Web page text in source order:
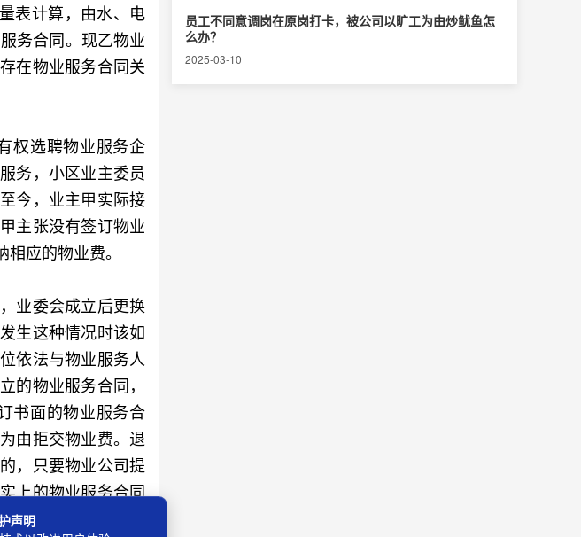
表计算，由水、电
务合同。现乙物业
在物业服务合同关
权选聘物业服务企
务，小区业主委员
今，业主甲实际接
主张没有签订物业
应的物业费。
业委会成立后更换
生这种情况时该如
依法与物业服务人
的物业服务合同，
书面的物业服务合
由拒交物业费。退
，只要物业公司提
上的物业服务合同
合同并不是交纳物
员工不同意调岗在原岗打卡，被公司以旷工为由炒鱿鱼怎
么办？
2025-03-10
声明